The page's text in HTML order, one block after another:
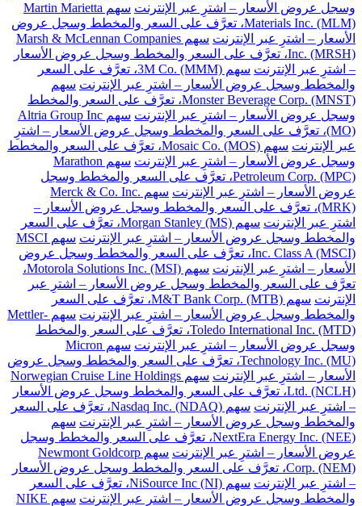
وسجل عروض الأسعار – اشترِ عبر الإنترنت
سهم Martin Marietta
Materials Inc. (MLM)، تعرَّف على السعر والمخطط وسجل عروض
الأسعار – اشترِ عبر الإنترنت
سهم Marsh & McLennan Companies
Inc. (MRSH)، تعرَّف على السعر والمخطط وسجل عروض الأسعار
– اشترِ عبر الإنترنت
سهم 3M Co. (MMM)، تعرَّف على السعر
والمخطط وسجل عروض الأسعار – اشترِ عبر الإنترنت سهم
Monster Beverage Corp. (MNST)، تعرَّف على السعر والمخطط
وسجل عروض الأسعار – اشترِ عبر الإنترنت
سهم Altria Group Inc
(MO)، تعرَّف على السعر والمخطط وسجل عروض الأسعار – اشترِ
عبر الإنترنت
سهم Mosaic Co. (MOS)، تعرَّف على السعر والمخطط
وسجل عروض الأسعار – اشترِ عبر الإنترنت
سهم Marathon
Petroleum Corp. (MPC)، تعرَّف على السعر والمخطط وسجل
عروض الأسعار – اشترِ عبر الإنترنت
سهم Merck & Co. Inc.
(MRK)، تعرَّف على السعر والمخطط وسجل عروض الأسعار –
اشترِ عبر الإنترنت
سهم Morgan Stanley (MS)، تعرَّف على السعر
والمخطط وسجل عروض الأسعار – اشترِ عبر الإنترنت
سهم MSCI
Inc. Class A (MSCI)، تعرَّف على السعر والمخطط وسجل عروض
الأسعار – اشترِ عبر الإنترنت
سهم Motorola Solutions Inc. (MSI)،
تعرَّف على السعر والمخطط وسجل عروض الأسعار – اشترِ عبر
الإنترنت
سهم M&T Bank Corp. (MTB)، تعرَّف على السعر
والمخطط وسجل عروض الأسعار – اشترِ عبر الإنترنت
سهم Mettler-
Toledo International Inc. (MTD)، تعرَّف على السعر والمخطط
وسجل عروض الأسعار – اشترِ عبر الإنترنت
سهم Micron
Technology Inc. (MU)، تعرَّف على السعر والمخطط وسجل عروض
الأسعار – اشترِ عبر الإنترنت
سهم Norwegian Cruise Line Holdings
Ltd. (NCLH)، تعرَّف على السعر والمخطط وسجل عروض الأسعار
– اشترِ عبر الإنترنت
سهم Nasdaq Inc. (NDAQ)، تعرَّف على السعر
والمخطط وسجل عروض الأسعار – اشترِ عبر الإنترنت سهم
NextEra Energy Inc. (NEE)، تعرَّف على السعر والمخطط وسجل
عروض الأسعار – اشترِ عبر الإنترنت
سهم Newmont Goldcorp
Corp. (NEM)، تعرَّف على السعر والمخطط وسجل عروض الأسعار
– اشترِ عبر الإنترنت
سهم NiSource Inc (NI)، تعرَّف على السعر
والمخطط وسجل عروض الأسعار – اشترِ عبر الإنترنت
سهم NIKE